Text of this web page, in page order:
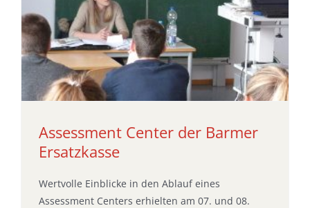
Assessment Center der Barmer
Ersatzkasse
Wertvolle Einblicke in den Ablauf eines
Assessment Centers erhielten am 07. und 08.